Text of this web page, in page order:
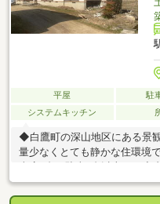
平屋 駐
システムキッチン
◆白鷹町の深山地区にある景
量少なくとても静かな住環境
車庫2台、駐車4台以上可。◆
い。※月々返済例 ・月々１８
円 ・返済期間 ３０年（ボ